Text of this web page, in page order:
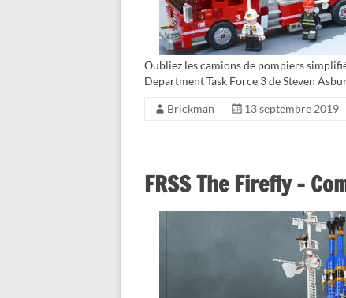
Oubliez les camions de pompiers
Department Task Force 3 de Steven
Brickman 13 septembre 2019
FRSS The Firefly –